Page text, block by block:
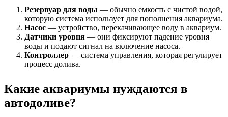
Резервуар для воды — обычно емкость с чистой водой,
которую система использует для пополнения аквариума.
Насос — устройство, перекачивающее воду в аквариум.
Датчики уровня — они фиксируют падение уровня
воды и подают сигнал на включение насоса.
Контроллер — система управления, которая регулирует
процесс долива.
Какие аквариумы нуждаются в
автодоливе?